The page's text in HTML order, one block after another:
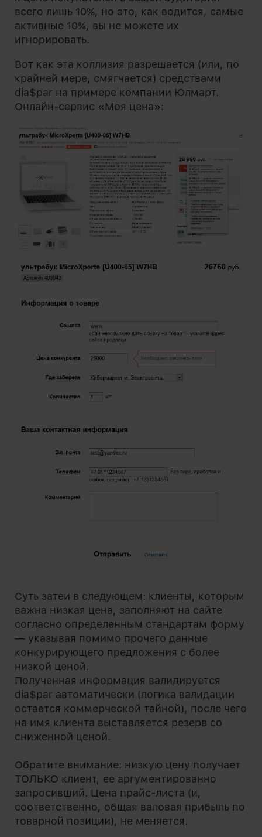
всего лишь 10%, но это, как водится, самые
активные 10%, вы не можете их
игнорировать.
Вот как эта коллизия разрешается (или, по
крайней мере, смягчается) средствами
dia$par на примере компании Юлмарт.
Онлайн-сервис «Моя цена»:
Суть затеи в следующем: клиенты, которым
важна низкая цена, заполняют на сайте
согласно определенным стандартам форму
— указывая помимо прочего данные
конкурирующего предложения с более
низкой ценой.
Полученная информация валидируется
dia$par автоматически (логика валидации
остается коммерческой тайной), после чего
на имя клиента выставляется резерв со
сниженной ценой.
Обратите внимание: низкую цену получает
ТОЛЬКО клиент, ее аргументированно
запросивший. Цена прайс-листа (и,
соответственно, общая валовая прибыль по
товарной позиции), не меняется.